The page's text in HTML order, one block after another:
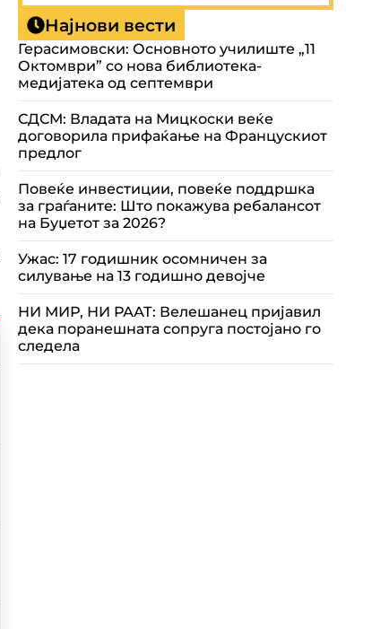
Најнови вести
Герасимовски: Основното училиште „11
Октомври” со нова библиотека-
медијатека од септември
СДСМ: Владата на Мицкоски веќе
договорила прифаќање на Францускиот
предлог
Повеќе инвестиции, повеќе поддршка
за граѓаните: Што покажува ребалансот
на Буџетот за 2026?
Ужас: 17 годишник осомничен за
силување на 13 годишно девојче
НИ МИР, НИ РААТ: Велешанец пријавил
дека поранешната сопруга постојано го
следела